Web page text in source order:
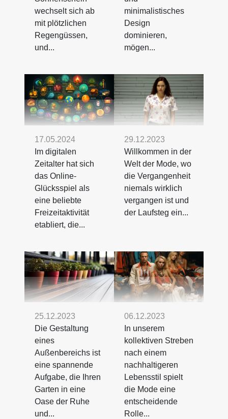
wechselt sich ab
mit plötzlichen
Regengüssen,
und...
minimalistisches
Design
dominieren,
mögen...
17.05.2024
Im digitalen
Zeitalter hat sich
das Online-
Glücksspiel als
eine beliebte
Freizeitaktivität
etabliert, die...
29.12.2023
Willkommen in der
Welt der Mode, wo
die Vergangenheit
niemals wirklich
vergangen ist und
der Laufsteg ein...
25.12.2023
Die Gestaltung
eines
Außenbereichs ist
eine spannende
Aufgabe, die Ihren
Garten in eine
Oase der Ruhe
und...
06.12.2023
In unserem
kollektiven Streben
nach einem
nachhaltigeren
Lebensstil spielt
die Mode eine
entscheidende
Rolle...